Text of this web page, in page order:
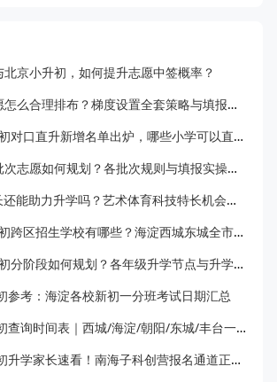
京小升初，如何提升志愿中签概率？
北京小升初志愿怎么合理排布？梯度设置全套策略与填报避坑指南
2026 北京小升初对口直升新增名单出炉，哪些小学可以直升优质初中？
北京小升初多批次志愿如何规划？各批次规则与填报实操指南
北京小升初特长还能助力升学吗？艺术体育科技特长机会与误区全面解析
2027 北京小升初跨区招生学校有哪些？海淀西城东城全市招生校完整汇总
2027 北京小升初分阶段如何规划？各年级升学节点与升学通道全梳理
参考：海淀各校新初一分班考试日期汇总
2026北京小升初查询时间表｜西城/海淀/朝阳/东城/丰台一键对照
2026北京小升初升学家长速看！南海子科创营报名通道正式开启